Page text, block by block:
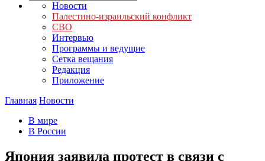
Новости
Палестино-израильский конфликт
СВО
Интервью
Программы и ведущие
Сетка вещания
Редакция
Приложение
Главная Новости
В мире
В России
Япония заявила протест в связи с